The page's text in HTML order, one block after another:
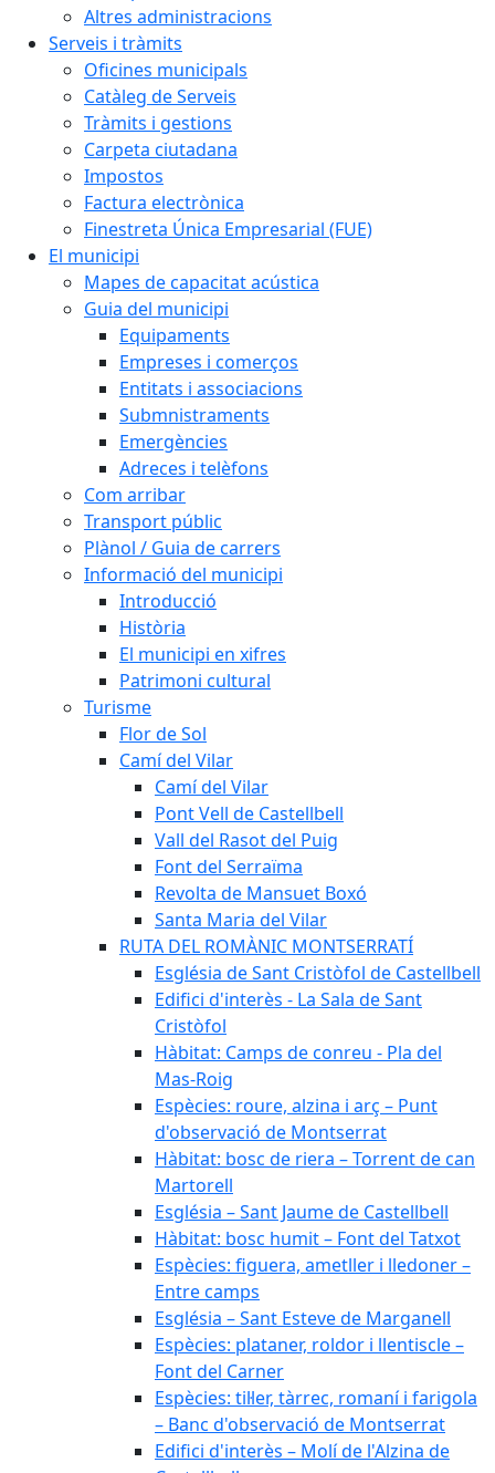
Altres administracions
Serveis i tràmits
Oficines municipals
Catàleg de Serveis
Tràmits i gestions
Carpeta ciutadana
Impostos
Factura electrònica
Finestreta Única Empresarial (FUE)
El municipi
Mapes de capacitat acústica
Guia del municipi
Equipaments
Empreses i comerços
Entitats i associacions
Submnistraments
Emergències
Adreces i telèfons
Com arribar
Transport públic
Plànol / Guia de carrers
Informació del municipi
Introducció
Història
El municipi en xifres
Patrimoni cultural
Turisme
Flor de Sol
Camí del Vilar
Camí del Vilar
Pont Vell de Castellbell
Vall del Rasot del Puig
Font del Serraïma
Revolta de Mansuet Boxó
Santa Maria del Vilar
RUTA DEL ROMÀNIC MONTSERRATÍ
Església de Sant Cristòfol de Castellbell
Edifici d'interès - La Sala de Sant
Cristòfol
Hàbitat: Camps de conreu - Pla del
Mas-Roig
Espècies: roure, alzina i arç – Punt
d'observació de Montserrat
Hàbitat: bosc de riera – Torrent de can
Martorell
Església – Sant Jaume de Castellbell
Hàbitat: bosc humit – Font del Tatxot
Espècies: figuera, ametller i lledoner –
Entre camps
Església – Sant Esteve de Marganell
Espècies: plataner, roldor i llentiscle –
Font del Carner
Espècies: til·ler, tàrrec, romaní i farigola
– Banc d'observació de Montserrat
Edifici d'interès – Molí de l'Alzina de